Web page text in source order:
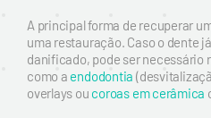
A principal forma de recuperar
uma restauração. Caso o dente
danificado, pode ser necessário
como a endodontia
overlays ou coroas em cerâmica